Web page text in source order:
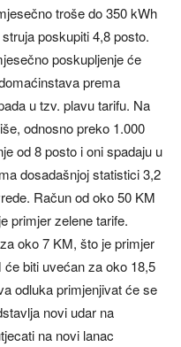
troše do 350 kWh
poskupiti 4,8 posto.
poskupljenje će
prema
u tzv. plavu tarifu. Na
odnosno preko 1.000
od 8 posto i oni spadaju u
dosadašnjoj statistici 3,2
Račun od oko 50 KM
primjer zelene tarife.
oko 7 KM, što je primjer
biti uvećan za oko 18,5
odluka primjenjivat će se
novi udar na
na novi lanac